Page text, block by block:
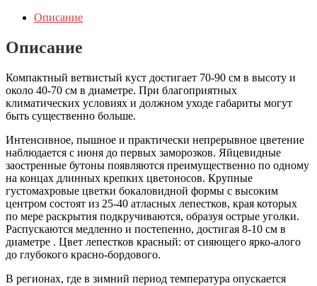
Описание
Описание
Компактный ветвистый куст достигает 70-90 см в высоту и
около 40-70 см в диаметре. При благоприятных
климатических условиях и должном уходе габариты могут
быть существенно больше.
Интенсивное, пышное и практически непрерывное цветение
наблюдается с июня до первых заморозков. Яйцевидные
заостренные бутоны появляются преимущественно по одному
на концах длинных крепких цветоносов. Крупные
густомахровые цветки бокаловидной формы с высоким
центром состоят из 25-40 атласных лепестков, края которых
по мере раскрытия подкручиваются, образуя острые уголки.
Распускаются медленно и постепенно, достигая 8-10 см в
диаметре . Цвет лепестков красный: от сияющего ярко-алого
до глубокого красно-бордового.
В регионах, где в зимний период температура опускается